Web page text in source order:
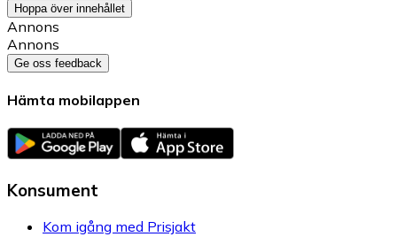
Hoppa över innehållet
Annons
Annons
Ge oss feedback
Hämta mobilappen
Konsument
Kom igång med Prisjakt